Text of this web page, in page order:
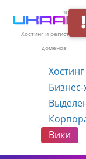
Хостинг и регистрация
доменов
Хостинг
Бизнес-
Вики